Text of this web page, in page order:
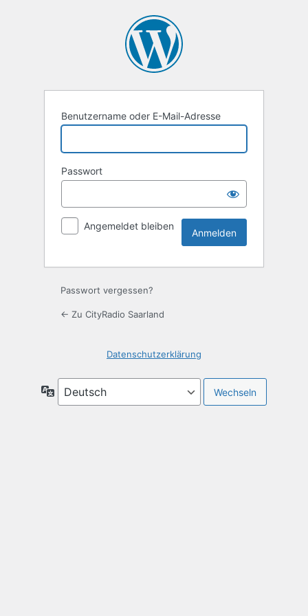
Benutzername oder E-Mail-Adresse
Passwort
Angemeldet bleiben
Passwort vergessen?
← Zu CityRadio Saarland
Datenschutzerklärung
Sprache